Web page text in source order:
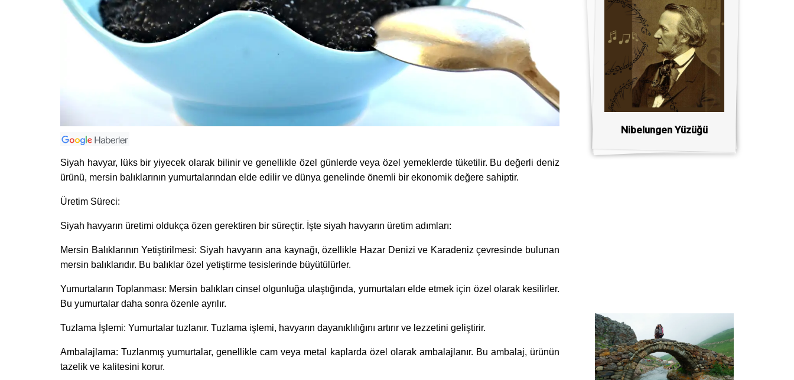
Siyah havyar, lüks bir yiyecek olarak bilinir ve genellikle özel günlerde veya özel yemeklerde tüketilir. Bu değerli deniz
ürünü, mersin balıklarının yumurtalarından elde edilir ve dünya genelinde önemli bir ekonomik değere sahiptir.
Üretim Süreci:
Siyah havyarın üretimi oldukça özen gerektiren bir süreçtir. İşte siyah havyarın üretim adımları:
Mersin Balıklarının Yetiştirilmesi: Siyah havyarın ana kaynağı, özellikle Hazar Denizi ve Karadeniz çevresinde bulunan
mersin balıklarıdır. Bu balıklar özel yetiştirme tesislerinde büyütülürler.
Yumurtaların Toplanması: Mersin balıkları cinsel olgunluğa ulaştığında, yumurtaları elde etmek için özel olarak kesilirler.
Bu yumurtalar daha sonra özenle ayrılır.
Tuzlama İşlemi: Yumurtalar tuzlanır. Tuzlama işlemi, havyarın dayanıklılığını artırır ve lezzetini geliştirir.
Ambalajlama: Tuzlanmış yumurtalar, genellikle cam veya metal kaplarda özel olarak ambalajlanır. Bu ambalaj, ürünün
tazelik ve kalitesini korur.
Nibelungen Yüzüğü